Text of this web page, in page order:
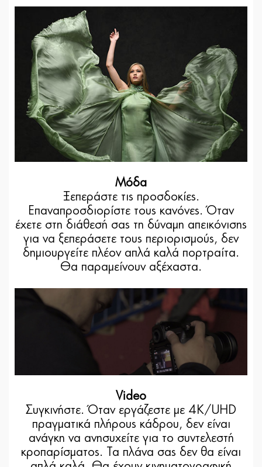
Μόδα
Ξεπεράστε τις προσδοκίες.
Επαναπροσδιορίστε τους κανόνες. Όταν
έχετε στη διάθεσή σας τη δύναμη απεικόνισης
για να ξεπεράσετε τους περιορισμούς, δεν
δημιουργείτε πλέον απλά καλά πορτραίτα.
Θα παραμείνουν αξέχαστα.
Video
Συγκινήστε. Όταν εργάζεστε με 4K/UHD
πραγματικά πλήρους κάδρου, δεν είναι
ανάγκη να ανησυχείτε για το συντελεστή
κροπαρίσματος. Τα πλάνα σας δεν θα είναι